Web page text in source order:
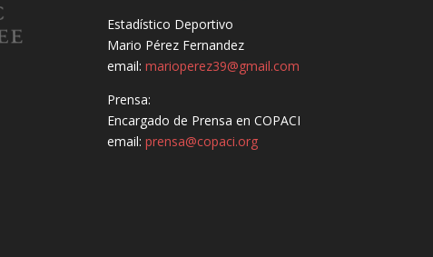
Estadístico Deportivo
Mario Pérez Fernandez
email:marioperez39@gmail.com
Prensa:
Encargado de Prensa en COPACI
email:prensa@copaci.org